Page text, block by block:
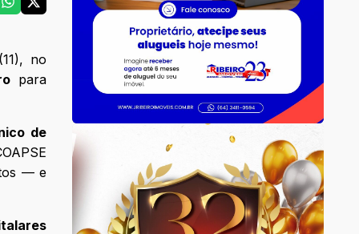
no
para
de
— e